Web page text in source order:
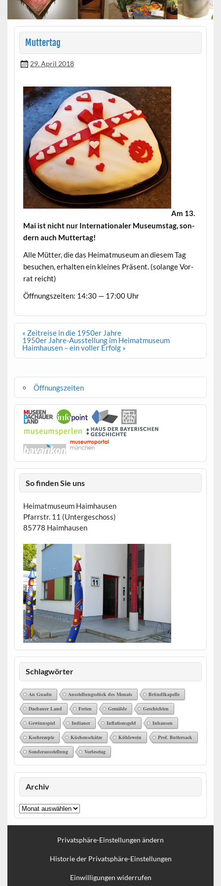
Muttertag
29. April 2018
Am 13.
Mai ist nicht nur Inter­na­tionaler Muse­um­stag, son­
dern auch Muttertag!
Alle Müt­ter, die das Heimat­mu­se­um an diesem Tag
besuchen, erhal­ten ein kleines Präsent. (solange Vor­
rat reicht)
Öff­nungszeit­en: 14:30 — 17:00 Uhr
Beitragsnavigation
« Zeitreise in die 1950er Jahre
1950er Jahre-Ausstellung im Heimatmuseum
Haimhausen – ein voller Erfolg »
Öffnungszeiten
So finden Sie uns
Heimatmuseum Haimhausen
Pfarrstr. 11 (Untergeschoss)
85778 Haimhausen
Schlagwörter
An Guadn Ausstellungsstück des Monats Bründlkapelle
Dachauer Land Ferien Gemälde Geschichten
Gewinnspiel Indianer Inflationsgeld Inhausen
Kochrezepte Küchenschätze Kühlewein Prof. Buttersack
Sonderausstellung Vorlesetag
Archiv
Archiv
Privatsphäre-Einstellungen ändern
Historie der Privatsphäre-Einstellungen
Einwilligungen widerrufen